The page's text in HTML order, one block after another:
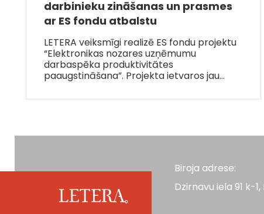
darbinieku zināšanas un prasmes
ar ES fondu atbalstu
LETERA veiksmīgi realizē ES fondu projektu
“Elektronikas nozares uzņēmumu
darbaspēka produktivitātes
paaugstināšana”. Projekta ietvaros jau…
Biroja adrese:
Dzirnavu iela 91 k-1,